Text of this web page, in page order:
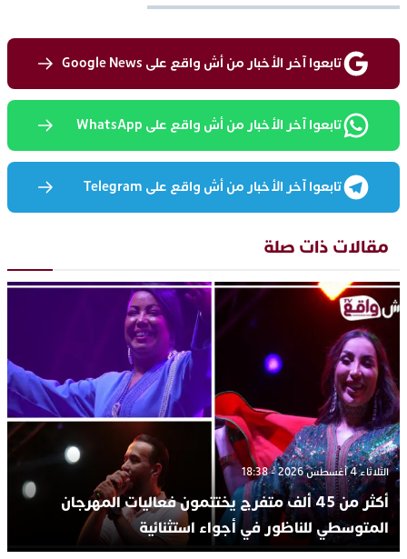
تابعوا آخر الأخبار من أش واقع على Google News
تابعوا آخر الأخبار من أش واقع على WhatsApp
تابعوا آخر الأخبار من أش واقع على Telegram
مقالات ذات صلة
الثلاثاء 4 أغسطس 2026 - 18:38
أكثر من 45 ألف متفرج يختتمون فعاليات المهرجان
المتوسطي للناظور في أجواء استثنائية